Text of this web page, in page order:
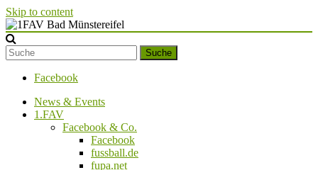
Skip to content
1FAV Bad Münstereifel Suche
Facebook
News & Events
1.FAV
Facebook & Co.
Facebook
fussball.de
fupa.net